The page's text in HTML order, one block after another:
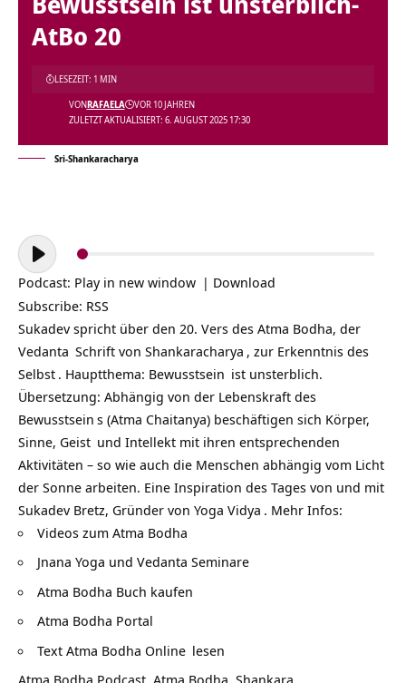
AtBo 20
ZULETZT AKTUALISIERT: 6. AUGUST 2025 17:30
VONRAFAELA VOR 10 JAHREN
LESEZEIT: 1 MIN
Sri-Shankaracharya
Audio-
Player
Podcast: Play in new window | Download
Subscribe: RSS
Sukadev spricht über den 20. Vers des Atma Bodha, der
Vedanta Schrift von Shankaracharya , zur Erkenntnis des
Selbst . Hauptthema: Bewusstsein ist unsterblich.
Übersetzung: Abhängig von der Lebenskraft des
Bewusstsein s (Atma Chaitanya) beschäftigen sich Körper,
Sinne, Geist und Intellekt mit ihren entsprechenden
Aktivitäten – so wie auch die Menschen abhängig vom Licht
der Sonne arbeiten. Eine Inspiration des Tages von und mit
Sukadev Bretz, Gründer von Yoga Vidya . Mehr Infos:
Videos zum Atma Bodha
Jnana Yoga und Vedanta Seminare
Atma Bodha Buch kaufen
Atma Bodha Portal
Text Atma Bodha Online lesen